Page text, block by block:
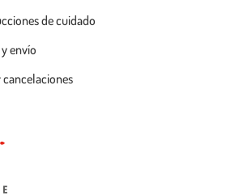
de cuidado
envío